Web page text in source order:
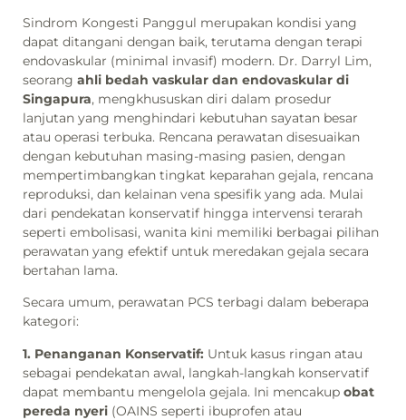
Sindrom Kongesti Panggul merupakan kondisi yang
dapat ditangani dengan baik, terutama dengan terapi
endovaskular (minimal invasif) modern. Dr. Darryl Lim,
seorang ahli bedah vaskular dan endovaskular di
Singapura, mengkhususkan diri dalam prosedur
lanjutan yang menghindari kebutuhan sayatan besar
atau operasi terbuka. Rencana perawatan disesuaikan
dengan kebutuhan masing-masing pasien, dengan
mempertimbangkan tingkat keparahan gejala, rencana
reproduksi, dan kelainan vena spesifik yang ada. Mulai
dari pendekatan konservatif hingga intervensi terarah
seperti embolisasi, wanita kini memiliki berbagai pilihan
perawatan yang efektif untuk meredakan gejala secara
bertahan lama.
Secara umum, perawatan PCS terbagi dalam beberapa
kategori:
1. Penanganan Konservatif: Untuk kasus ringan atau
sebagai pendekatan awal, langkah-langkah konservatif
dapat membantu mengelola gejala. Ini mencakup obat
pereda nyeri (OAINS seperti ibuprofen atau